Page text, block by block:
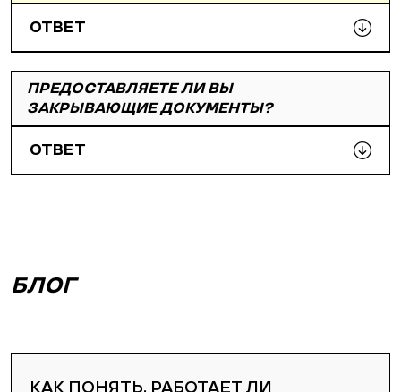
ОТВЕТ
ПРЕДОСТАВЛЯЕТЕ ЛИ ВЫ
ЗАКРЫВАЮЩИЕ ДОКУМЕНТЫ?
ОТВЕТ
БЛОГ
КАК ПОНЯТЬ, РАБОТАЕТ ЛИ